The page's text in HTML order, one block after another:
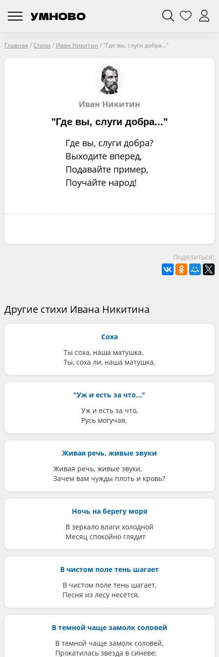
Главная /Стихи / Иван Никитин / "Где вы, слуги добра..."
Иван Никитин
"Где вы, слуги добра..."
Где вы, слуги добра?
Выходите вперед,
Подавайте пример,
Поучайте народ!
Поделиться:
Другие стихи Ивана Никитина
Соха
Ты соха, наша матушка,
Ты, соха ли, наша матушка,
"Уж и есть за что..."
Уж и есть за что,
Русь могучая,
Живая речь, живые звуки
Живая речь, живые звуки,
Зачем вам чужды плоть и кровь?
Ночь на берегу моря
В зеркало влаги холодной
Месяц спокойно глядит
В чистом поле тень шагает
В чистом поле тень шагает,
Песня из лесу несётся,
В темной чаще замолк соловей
В темной чаще замолк соловей,
Прокатилась звезда в синеве;